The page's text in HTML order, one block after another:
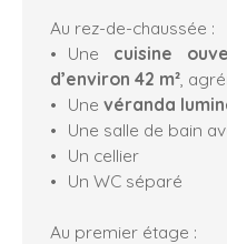
Au rez-de-chaussée :
Une cuisine
d’environ 42 m² ,
Une véranda
Une salle de bain
Un cellier
Un WC séparé
Au premier étage :